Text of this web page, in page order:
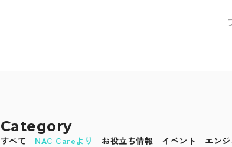
Category
すべて NAC Careより お役立ち情報 イベント エン